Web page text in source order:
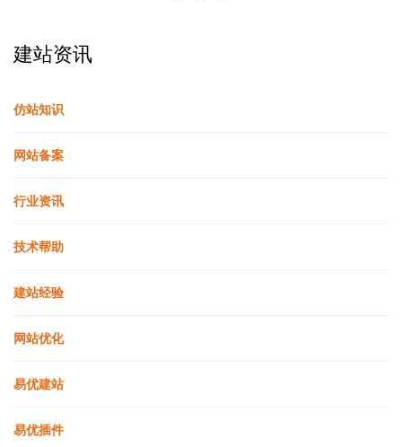
建站资讯
仿站知识
网站备案
行业资讯
技术帮助
建站经验
网站优化
易优建站
易优插件